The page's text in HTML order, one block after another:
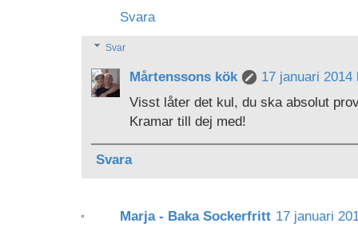
Svara
Svar
Mårtenssons kök
17 januari 2014
Visst låter det kul, du ska absolut
Kramar till dej med!
Svara
Marja - Baka Sockerfritt 17 januari